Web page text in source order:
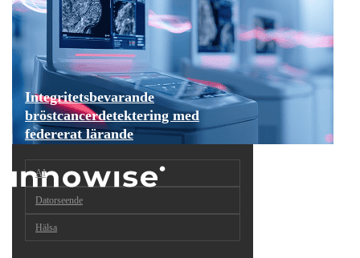
Integritetsbevarande
bröstcancerdetektering med
federerat lärande
AI
Datorseende
Hälsa